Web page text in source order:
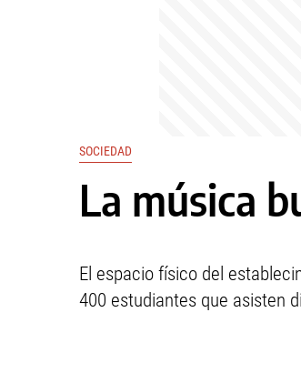
SOCIEDAD
La música
El espacio físico del
400 estudiantes que asisten